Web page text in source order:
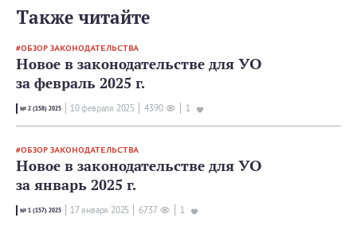
Также читайте
ОБЗОР ЗАКОНОДАТЕЛЬСТВА
Новое в законодательстве для УО
за февраль 2025 г.
№ 2 (158) 2025 10 февраля 2025 4390 1
ОБЗОР ЗАКОНОДАТЕЛЬСТВА
Новое в законодательстве для УО
за январь 2025 г.
№ 1 (157) 2025 17 января 2025 6737 1